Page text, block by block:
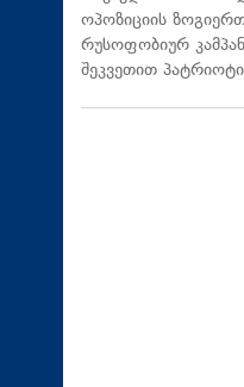
ოპოზიციის
რუსოფობიურ
შეკვეთით